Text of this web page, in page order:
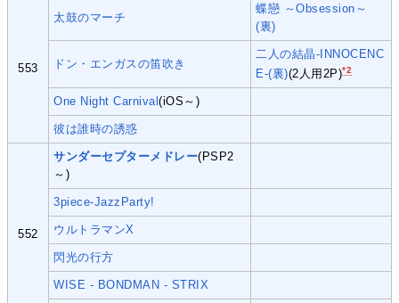
553
太鼓のマーチ
蝶戀 ～Obsession～
(裏)
ドン・エンガスの笛吹き
二人の結晶-INNOCENC
E-(裏)(2人用2P)*2
One Night Carnival(iOS～)
彼は誰時の誘惑
552
サンダーセプターメドレー(PSP2
～)
3piece-JazzParty!
ウルトラマンX
閃光の行方
WISE - BONDMAN - STRIX